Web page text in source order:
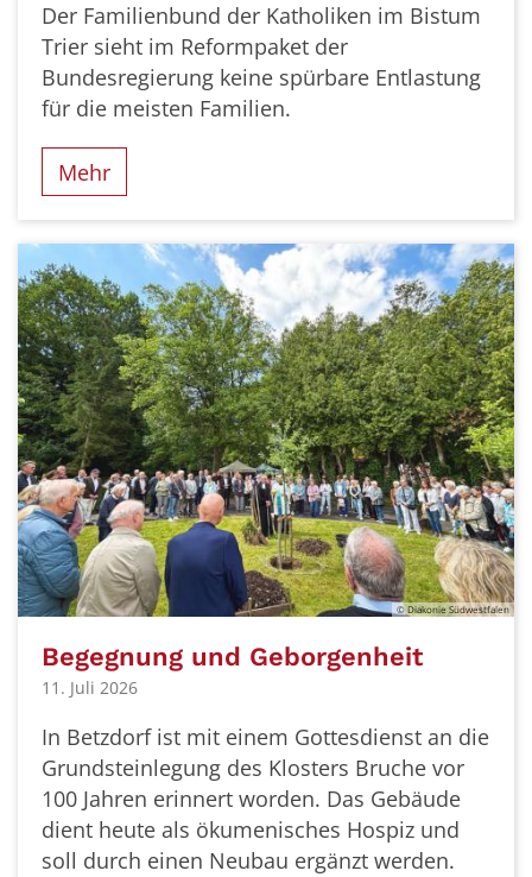
Der Familienbund der Katholiken im Bistum
Trier sieht im Reformpaket der
Bundesregierung keine spürbare Entlastung
für die meisten Familien.
Mehr
© Diakonie Südwestfalen
Begegnung und Geborgenheit
11. Juli 2026
In Betzdorf ist mit einem Gottesdienst an die
Grundsteinlegung des Klosters Bruche vor
100 Jahren erinnert worden. Das Gebäude
dient heute als ökumenisches Hospiz und
soll durch einen Neubau ergänzt werden.